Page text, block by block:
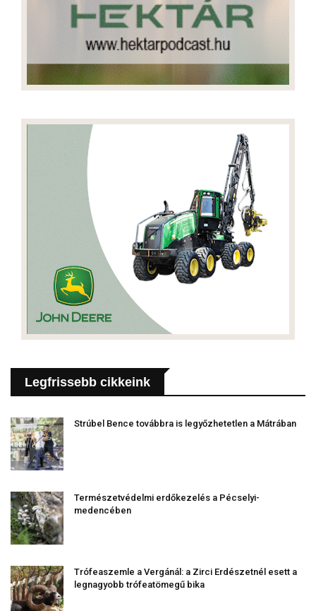
Legfrissebb cikkeink
Strúbel Bence továbbra is legyőzhetetlen a Mátrában
Természetvédelmi erdőkezelés a Pécselyi-
medencében
Trófeaszemle a Vergánál: a Zirci Erdészetnél esett a
legnagyobb trófeatömegű bika